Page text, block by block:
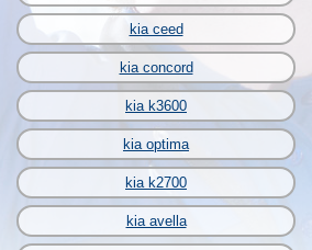
kia ceed
kia concord
kia k3600
kia optima
kia k2700
kia avella